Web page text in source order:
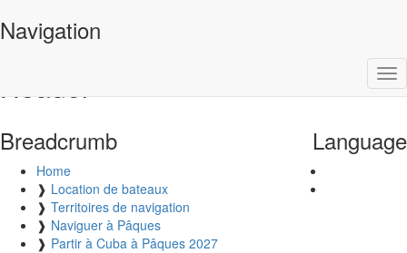
VPM Yachtcharter
Header
Navigation
Breadcrumb
Home
❱ Location de bateaux
❱ Territoires de navigation
❱ Naviguer à Pâques
❱ Partir à Cuba à Pâques 2027
Language